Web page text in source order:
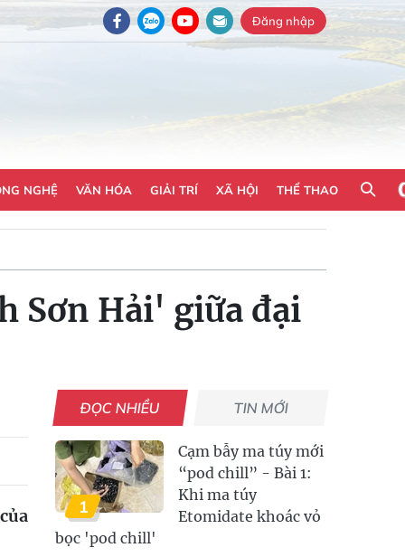
Đăng nhập
NGHỆ VĂN HÓA GIẢI TRÍ XÃ HỘI THỂ THAO
Sơn Hải' giữa đại
ĐỌC NHIỀU TIN MỚI
1
Cạm bẫy ma túy mới
“pod chill” - Bài 1:
Khi ma túy
Etomidate khoác vỏ
bọc 'pod chill'